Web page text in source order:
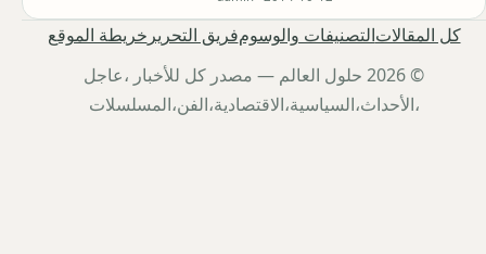
كل المقالاتالتصنيفات والوسومفريق التحرير خريطة الموقع
© 2026 حلول العالم — مصدر كل للأخبار ،عاجل
،الأحداث،السياسية،الاقتصادية،الفن،المسلسلات